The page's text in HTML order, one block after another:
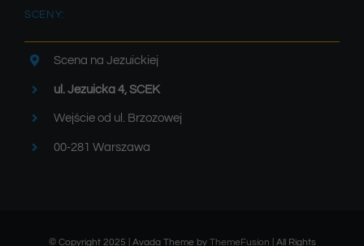
SCENY:
Scena na Jezuickiej
ul. Jezuicka 4, SCEK
Wejście od ul. Brzozowej
00-281 Warszawa
© Copyright 2025 | Avada Theme by ThemeFusion | All Rights